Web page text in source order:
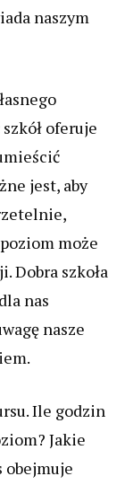
naszym
oferuje
jest, aby
może
Dobra szkoła
nas
nasze
Ile godzin
Jakie
obejmuje